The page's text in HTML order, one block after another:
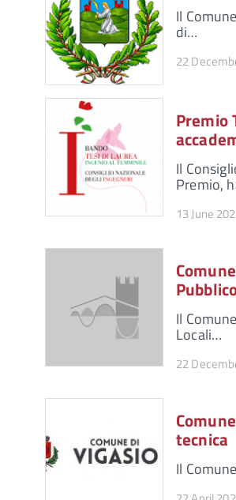
Il
di…
22
Premio
Il
Premio,
13 June
Il
Locali…
22
tecnica
Il